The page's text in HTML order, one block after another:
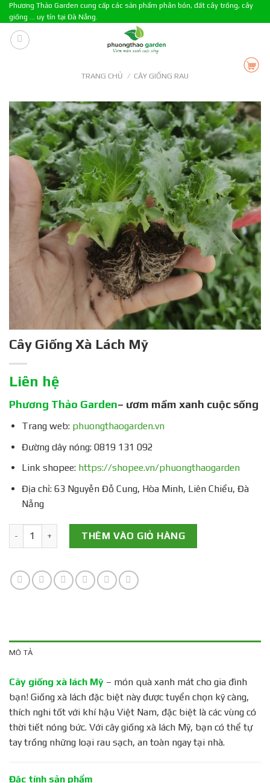
Skip
to
content
Phương Thảo Garden cung cấp các sản phẩm phân bón, đất cây trồng, cây
giống ... uy tín tại Đà Nẵng.
TRANG CHỦ / CÂY GIỐNG RAU
Cây Giống Xà Lách Mỹ
Liên hệ
Phương Thảo Garden– ươm mầm xanh cuộc sống
Trang web: phuongthaogarden.vn
Đường dây nóng: 0819 131 092
Link shopee: https://shopee.vn/phuongthaogarden
Địa chỉ: 63 Nguyễn Đỗ Cung, Hòa Minh, Liên Chiểu, Đà
Nẵng
Cây Giống Xà Lách Mỹ số lượngTHÊM VÀO GIỎ HÀNG
MÔ TẢ
Cây giống xà lách Mỹ – món quà xanh mát cho gia đình
bạn! Giống xà lách đặc biệt này được tuyển chọn kỹ càng,
thích nghi tốt với khí hậu Việt Nam, đặc biệt là các vùng có
thời tiết nóng bức. Với cây giống xà lách Mỹ, bạn có thể tự
tay trồng những loại rau sạch, an toàn ngay tại nhà.
Đặc tính sản phẩm